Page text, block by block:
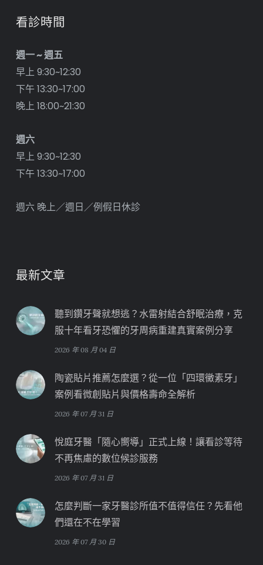
看診時間
週一 ~ 週五
早上 9:30~12:30
下午 13:30~17:00
晚上 18:00~21:30
週六
早上 9:30~12:30
下午 13:30~17:00
週六 晚上／週日／例假日休診
最新文章
聽到鑽牙聲就想逃？水雷射結合舒眠治療，克
服十年看牙恐懼的牙周病重建真實案例分享
2026 年 08 月 04 日
陶瓷貼片推薦怎麼選？從一位「四環黴素牙」
案例看微創貼片與價格壽命全解析
2026 年 07 月 31 日
悅庭牙醫「隨心嚮導」正式上線！讓看診等待
不再焦慮的數位候診服務
2026 年 07 月 31 日
怎麼判斷一家牙醫診所值不值得信任？先看他
們還在不在學習
2026 年 07 月 30 日